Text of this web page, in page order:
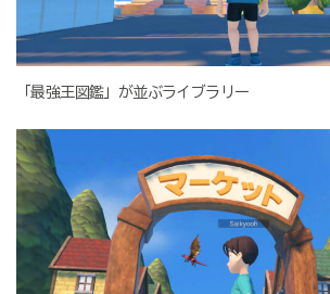
「最強王図鑑」が並ぶライブラリー